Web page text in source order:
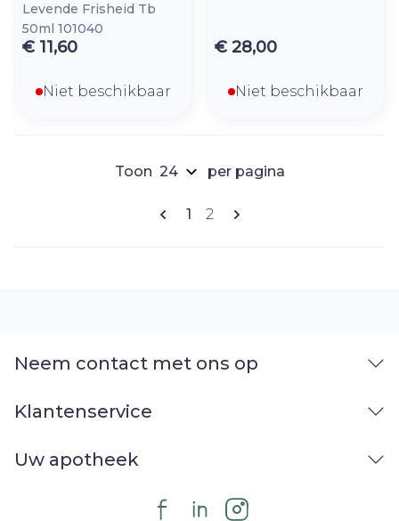
Levende Frisheid Tb
50ml 101040
€ 11,60
Niet beschikbaar
€ 28,00
Niet beschikbaar
Pagina's
U lees momenteel pagina
1 Pagina
2
Toon per pagina
Neem contact met ons op
Klantenservice
Uw apotheek